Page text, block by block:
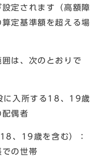
定されます（高額障
定基準額を超える場
は、次のとおりで
入所する18、19歳
配偶者
、19歳を含む）：
の世帯